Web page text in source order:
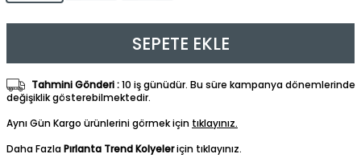
SEPETE EKLE
Tahmini Gönderi :10 iş günüdür. Bu süre kampanya dönemlerinde
değişiklik gösterebilmektedir.
Aynı Gün Kargo ürünlerini görmek için tıklayınız.
Daha FazlaPırlanta Trend Kolyeleriçin tıklayınız.